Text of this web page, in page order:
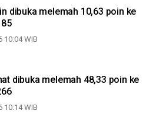
dibuka melemah 10,63 poin ke
10:04 WIB
dibuka melemah 48,33 poin ke
10:14 WIB